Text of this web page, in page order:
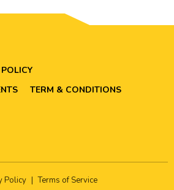
TERM & CONDITIONS
Policy | Terms of Service